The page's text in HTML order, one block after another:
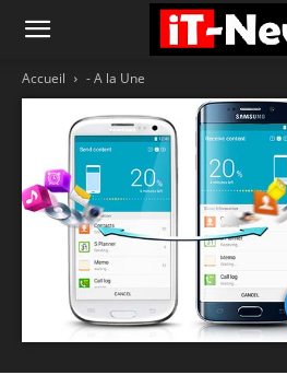
Accueil - A la Une